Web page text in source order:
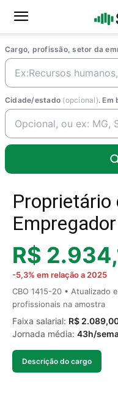
Cargo, profissão, setor da
Cidade/estado (opcional). Em
Proprietário
R$
-5,3% em relação a 2025
CBO 1415-20 • Atualizado
profissionais na amostra
Faixa salarial: R$
Jornada média: 43h/
Descrição do cargo